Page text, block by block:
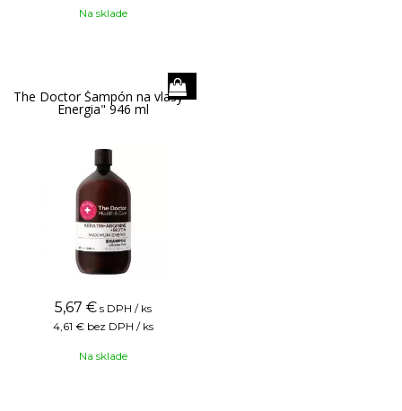
Na sklade
The Doctor Šampón na vlasy "
Energia" 946 ml
5,67 € s DPH / ks
4,61 € bez DPH / ks
Na sklade